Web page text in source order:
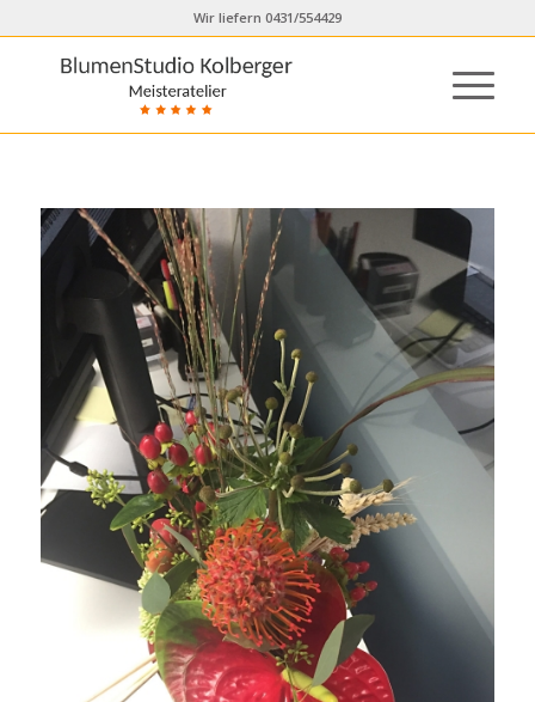
Wir liefern 0431/554429